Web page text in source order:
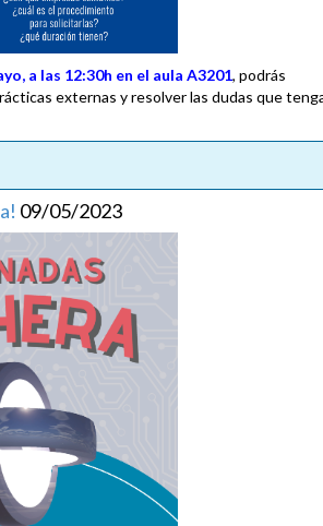
a las 12:30h en el aula A3201, podrás
externas y resolver las dudas que
09/05/2023